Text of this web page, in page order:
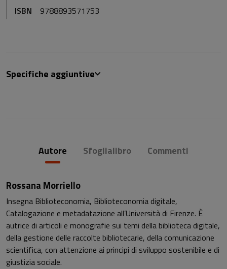
ISBN 9788893571753
Specifiche aggiuntive
Autore Sfoglialibro Commenti
Rossana Morriello
Insegna Biblioteconomia, Biblioteconomia digitale,
Catalogazione e metadatazione all’Università di Firenze. È
autrice di articoli e monografie sui temi della biblioteca digitale,
della gestione delle raccolte bibliotecarie, della comunicazione
scientifica, con attenzione ai principi di sviluppo sostenibile e di
giustizia sociale.